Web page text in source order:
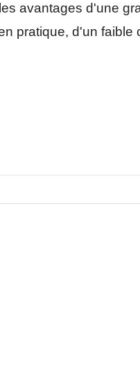
avantages d'une
pratique, d'un faible